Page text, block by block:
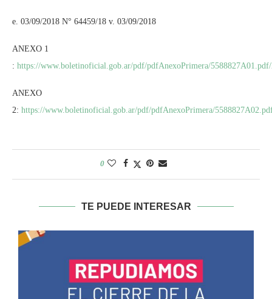
e. 03/09/2018 N° 64459/18 v. 03/09/2018
ANEXO 1
: https://www.boletinoficial.gob.ar/pdf/pdfAnexoPrimera/
ANEXO
2: https://www.boletinoficial.gob.ar/pdf/pdfAnexoPrimera/
0
TE PUEDE INTERESAR